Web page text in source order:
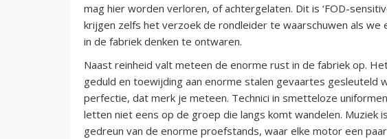
mag hier worden verloren, of achtergelaten. Dit is ‘FOD-
krijgen zelfs het verzoek de rondleider te waarschuwen als
in de fabriek denken te ontwaren.
Naast reinheid valt meteen de enorme rust in de fabriek op.
geduld en toewijding aan enorme stalen gevaartes gesleuteld
perfectie, dat merk je meteen. Technici in smetteloze
letten niet eens op de groep die langs komt wandelen. Muziek
gedreun van de enorme proefstands, waar elke motor een